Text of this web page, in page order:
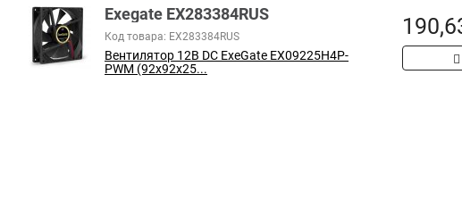
В соответствии с пунктом 2 статьи 437 ГК РФ, вся информация о товарах на
справочный характер и не является публичной офертой. При покупке
Exegate EX283384RUS
Код товара: EX283384RUS
Вентилятор 12В DC ExeGate EX09225H4P-
PWM (92x92x25...